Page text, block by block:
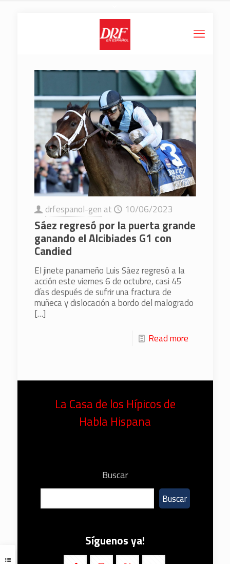
drfespanol-gen at 10/06/2023
Sáez regresó por la puerta grande
ganando el Alcibiades G1 con
Candied
El jinete panameño Luis Sáez regresó a la
acción este viernes 6 de octubre, casi 45
días después de sufrir una fractura de
muñeca y dislocación a bordo del malogrado
[…]
Read more
La Casa de los Hípicos de
Habla Hispana
Buscar
Buscar
Síguenos ya!